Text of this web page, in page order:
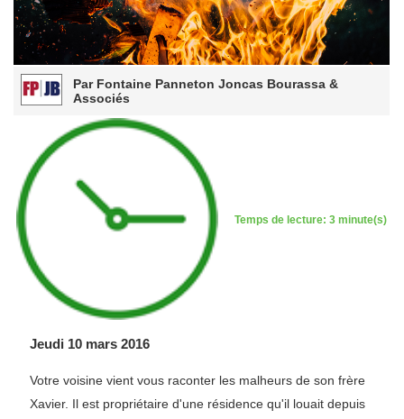
Par Fontaine Panneton Joncas Bourassa &
Associés
Temps de lecture: 3 minute(s)
Jeudi 10 mars 2016
Votre voisine vient vous raconter les malheurs de son frère
Xavier. Il est propriétaire d'une résidence qu'il louait depuis